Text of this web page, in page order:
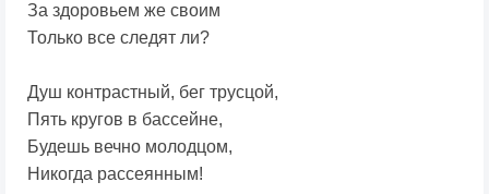
За здоровьем же своим
Только все следят ли?
Душ контрастный, бег трусцой,
Пять кругов в бассейне,
Будешь вечно молодцом,
Никогда рассеянным!